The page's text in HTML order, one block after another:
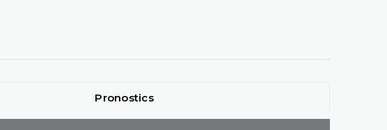
Pronostics